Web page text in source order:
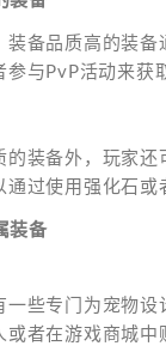
装备品质高的装
参与PvP活动来获
的装备外，玩家
通过使用强化石
装备
一些专门为宠物
或者在游戏商城中